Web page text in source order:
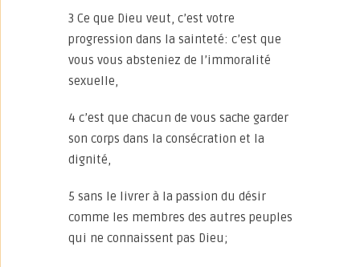
3 Ce que Dieu veut, c’est votre
progression dans la sainteté: c’est que
vous vous absteniez de l’immoralité
sexuelle,
4 c’est que chacun de vous sache garder
son corps dans la consécration et la
dignité,
5 sans le livrer à la passion du désir
comme les membres des autres peuples
qui ne connaissent pas Dieu;